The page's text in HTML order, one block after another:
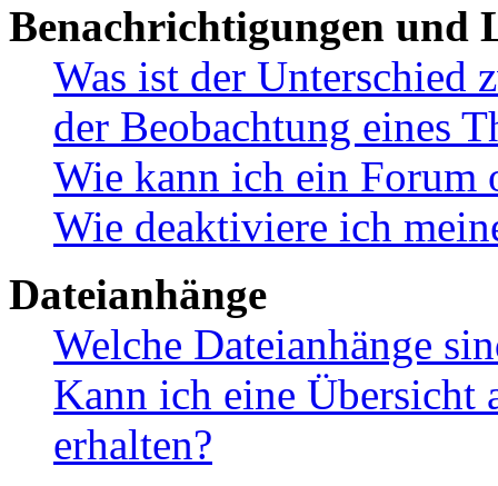
Benachrichtigungen und
Was ist der Unterschied
der Beobachtung eines
Wie kann ich ein Forum
Wie deaktiviere ich
Dateianhänge
Welche Dateianhänge
Kann ich eine Übersicht
erhalten?